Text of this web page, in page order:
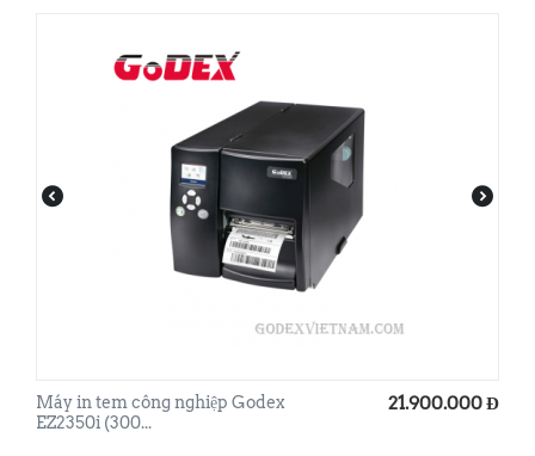
Máy in tem công nghiệp Godex
EZ2350i (300...
21.900.000Đ